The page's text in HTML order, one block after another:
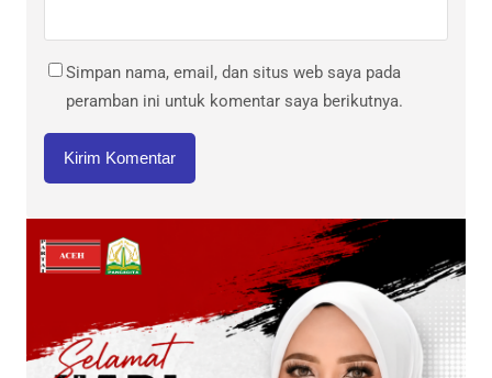
Simpan nama, email, dan situs web saya pada
peramban ini untuk komentar saya berikutnya.